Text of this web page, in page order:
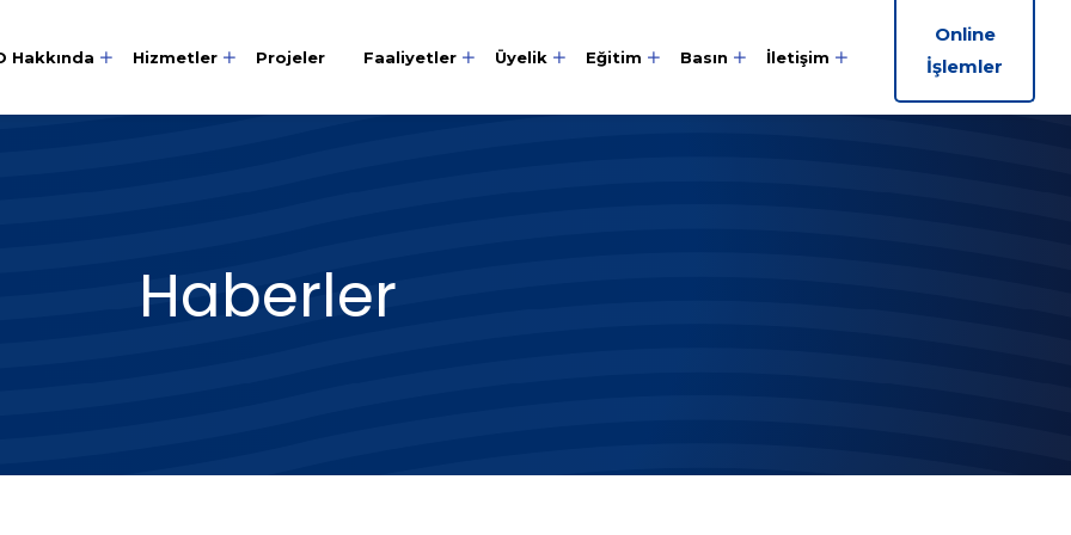
Hakkında Hizmetler Projeler Faaliyetler Üyelik Eğitim Basın İletişim
Online
İşlemler
Haberler